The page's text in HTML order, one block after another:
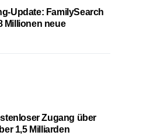
Update: FamilySearch
Millionen neue
Zugang über
1,5 Milliarden